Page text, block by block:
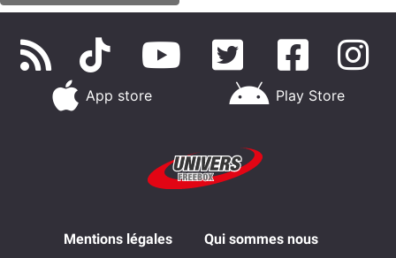
App store Play Store
Mentions légales Qui sommes nous